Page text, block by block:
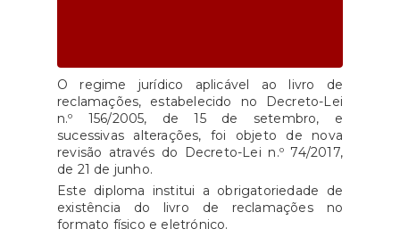
O regime jurídico aplicável ao livro de
reclamações, estabelecido no Decreto-Lei
n.º 156/2005, de 15 de setembro, e
sucessivas alterações, foi objeto de nova
revisão através do Decreto-Lei n.º 74/2017,
de 21 de junho.
Este diploma institui a obrigatoriedade de
existência do livro de reclamações no
formato físico e eletrónico.